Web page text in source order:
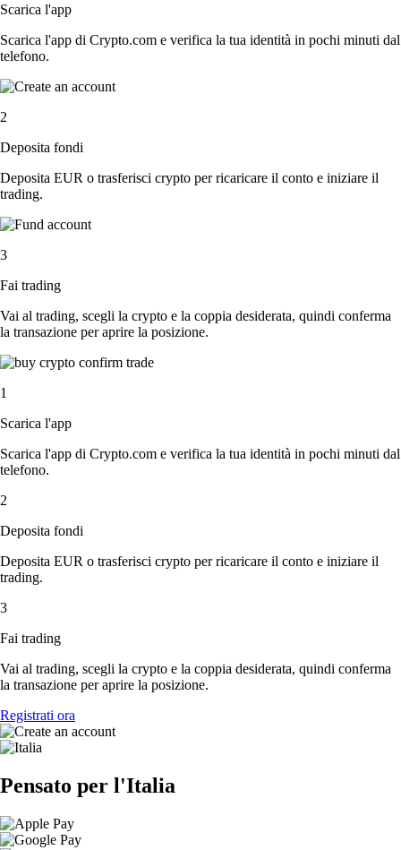
Scarica l'app
Scarica l'app di Crypto.com e verifica la tua identità in pochi minuti dal
telefono.
2
Deposita fondi
Deposita EUR o trasferisci crypto per ricaricare il conto e iniziare il
trading.
3
Fai trading
Vai al trading, scegli la crypto e la coppia desiderata, quindi conferma
la transazione per aprire la posizione.
1
Scarica l'app
Scarica l'app di Crypto.com e verifica la tua identità in pochi minuti dal
telefono.
2
Deposita fondi
Deposita EUR o trasferisci crypto per ricaricare il conto e iniziare il
trading.
3
Fai trading
Vai al trading, scegli la crypto e la coppia desiderata, quindi conferma
la transazione per aprire la posizione.
Registrati ora
Pensato per l'Italia